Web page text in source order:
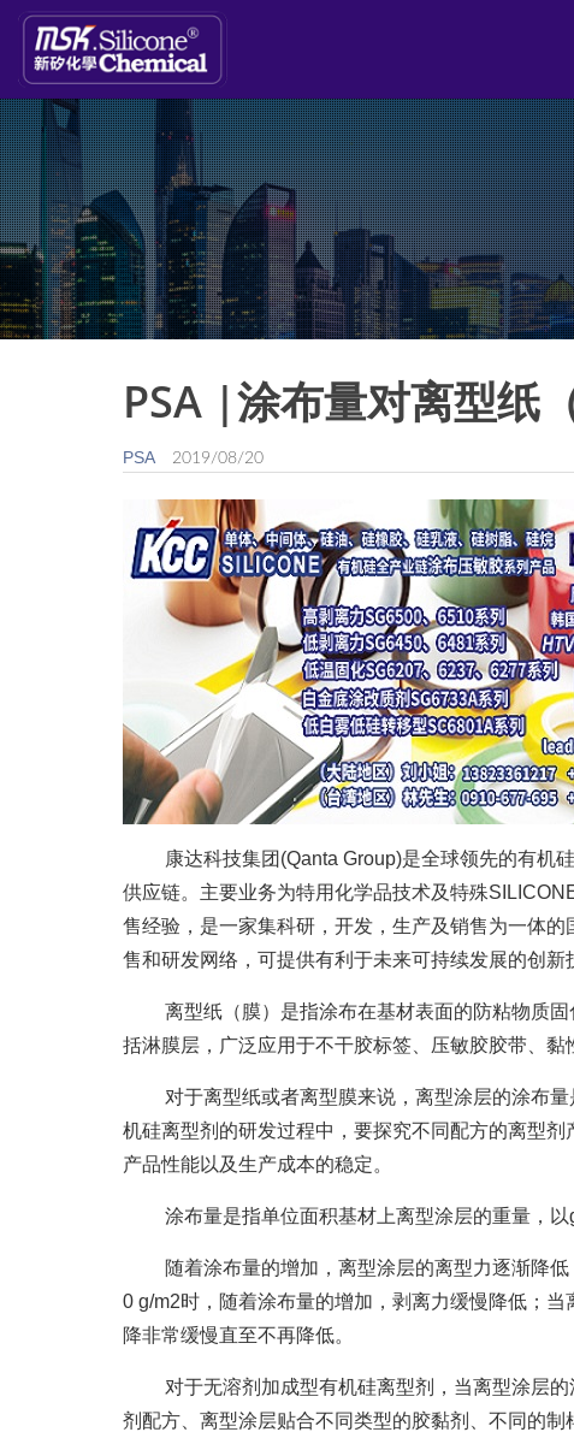
PSA |涂布量对离型纸
PSA 2019/08/20
康达科技集团(Qanta Group)是全球领先的有机
供应链。主要业务为特用化学品技术及特殊
售经验，是一家集科研，开发，生产及销售为一体
售和研发网络，可提供有利于未来可持续发展的创新
离型纸（膜）是指涂布在基材表面的防粘物质
括淋膜层，广泛应用于不干胶标签、压敏胶胶带、黏
对于离型纸或者离型膜来说，离型涂层的涂布
机硅离型剂的研发过程中，要探究不同配方的离型
产品性能以及生产成本的稳定。
涂布量是指单位面积基材上离型涂层的重量，
随着涂布量的增加，离型涂层的离型力逐渐降
0 g/m2时，随着涂布量的增加，剥离力缓慢降低；
降非常缓慢直至不再降低。
对于无溶剂加成型有机硅离型剂，当离型涂层
剂配方、离型涂层贴合不同类型的胶黏剂、不同的